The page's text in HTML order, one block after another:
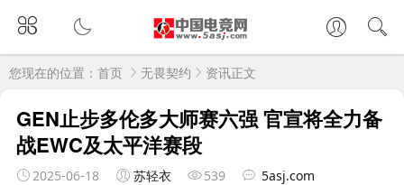
您现在的位置： 首页 无畏契约 资讯正文
GEN止步多伦多大师赛六强 官宣将全力备
战EWC及太平洋赛段
2025-06-18 苏轻衣 539 5asj.com